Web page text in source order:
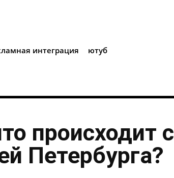
интеграция ютуб
происходит с
Петербурга?